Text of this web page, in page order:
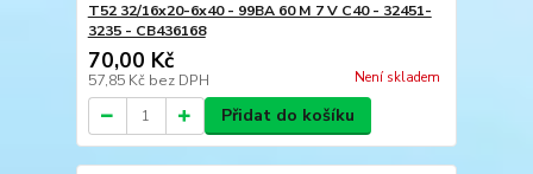
T52 32/16x20-6x40 - 99BA 60 M 7 V C40 - 32451-
3235 - CB436168
70,00 Kč
57,85 Kč bez DPH Není skladem
Přidat do košíku